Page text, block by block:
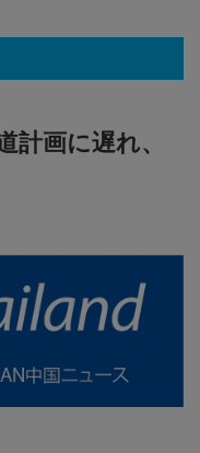
計画に遅れ、